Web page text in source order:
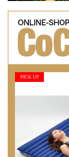
PICK UP